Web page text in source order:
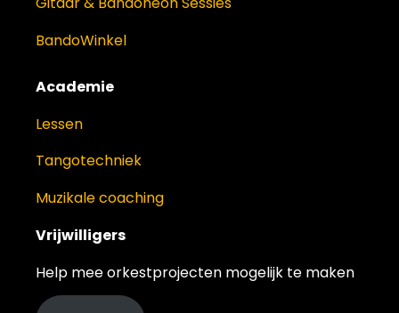
BandoWinkel
Academie
Lessen
Tangotechniek
Muzikale coaching
Vrijwilligers
Help mee orkestprojecten mogelijk te maken